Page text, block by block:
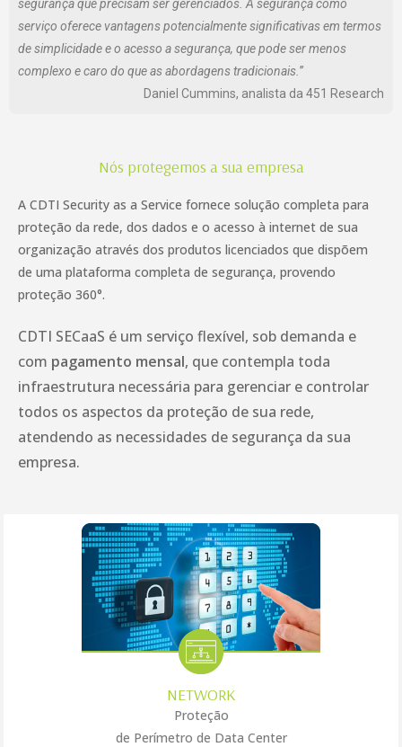
segurança que precisam ser gerenciados. A segurança como
serviço oferece vantagens potencialmente significativas em termos
de simplicidade e o acesso a segurança, que pode ser menos
complexo e caro do que as abordagens tradicionais. ”
Daniel Cummins, analista da 451 Research
Nós protegemos a sua empresa
A CDTI Security as a Service fornece solução completa para
proteção da rede, dos dados e o acesso à internet de sua
organização através dos produtos licenciados que dispõem
de uma plataforma completa de segurança, provendo
proteção 360°.
CDTI SECaaS é um serviço flexível, sob demanda e
com pagamento mensal, que contempla toda
infraestrutura necessária para gerenciar e controlar
todos os aspectos da proteção de sua rede,
atendendo as necessidades de segurança da sua
empresa.
NETWORK
Proteção
de Perímetro de Data Center